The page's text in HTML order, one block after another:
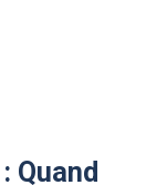
Quand